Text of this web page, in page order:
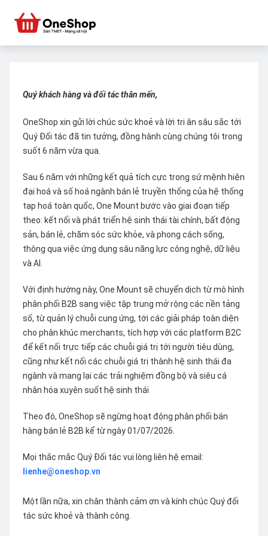
Quý khách hàng và đối tác thân mến,
OneShop xin gửi lời chúc sức khoẻ và lời tri ân sâu sắc tới
Quý Đối tác đã tin tưởng, đồng hành cùng chúng tôi trong
suốt 6 năm vừa qua.
Sau 6 năm với những kết quả tích cực trong sứ mệnh hiện
đại hoá và số hoá ngành bán lẻ truyền thống của hệ thống
tạp hoá toàn quốc, One Mount bước vào giai đoạn tiếp
theo: kết nối và phát triển hệ sinh thái tài chính, bất động
sản, bán lẻ, chăm sóc sức khỏe, và phong cách sống,
thông qua việc ứng dụng sâu năng lực công nghệ, dữ liệu
và AI.
Với định hướng này, One Mount sẽ chuyển dịch từ mô hình
phân phối B2B sang việc tập trung mở rộng các nền tảng
số, từ quản lý chuỗi cung ứng, tới các giải pháp toàn diện
cho phân khúc merchants, tích hợp với các platform B2C
để kết nối trực tiếp các chuỗi giá trị tới người tiêu dùng,
cũng như kết nối các chuỗi giá trị thành hệ sinh thái đa
ngành và mang lại các trải nghiệm đồng bộ và siêu cá
nhân hóa xuyên suốt hệ sinh thái
Theo đó, OneShop sẽ ngừng hoạt động phân phối bán
hàng bán lẻ B2B kể từ ngày 01/07/2026.
Mọi thắc mắc Quý Đối tác vui lòng liên hệ email:
lienhe@oneshop.vn
Một lần nữa, xin chân thành cảm ơn và kính chúc Quý đối
tác sức khoẻ và thành công.